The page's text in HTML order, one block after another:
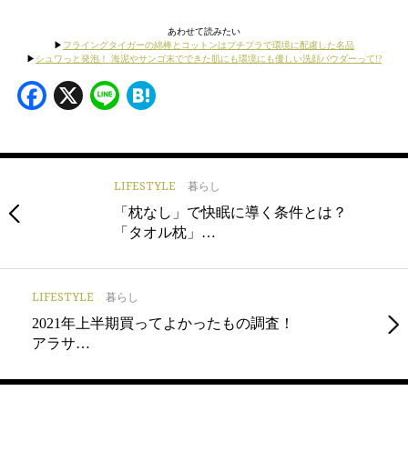
あわせて読みたい
▶︎ フライングタイガーの綿棒とコットンはプチプラで環境に配慮した名品
▶︎ シュワっと発泡！ 海泥やサンゴ末でできた肌にも環境にも優しい洗顔パウダーって!?
Facebook
X Line
LIFESTYLE 暮らし
「枕なし」で快眠に導く条件とは？
「タオル枕」…
LIFESTYLE 暮らし
2021年上半期買ってよかったもの調査！
アラサ…